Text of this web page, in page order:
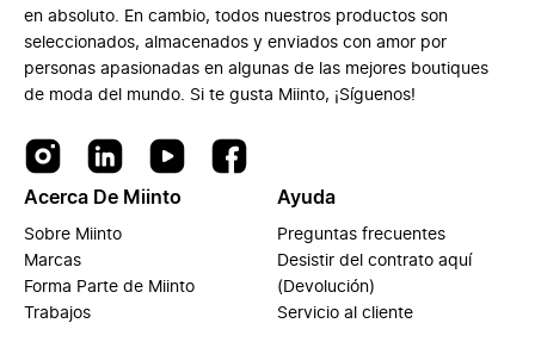
en absoluto. En cambio, todos nuestros productos son
seleccionados, almacenados y enviados con amor por
personas apasionadas en algunas de las mejores boutiques
de moda del mundo. Si te gusta Miinto, ¡Síguenos!
Acerca De Miinto
Sobre Miinto
Marcas
Forma Parte de Miinto
Trabajos
Ayuda
Preguntas frecuentes
Desistir del contrato aquí
(Devolución)
Servicio al cliente